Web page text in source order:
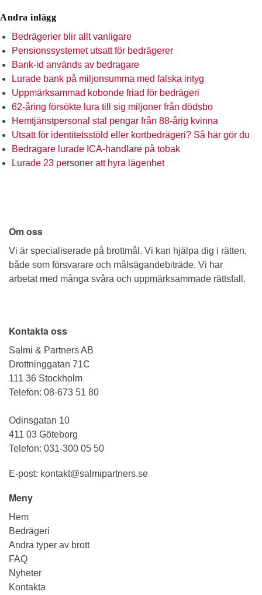
Andra inlägg
Bedrägerier blir allt vanligare
Pensionssystemet utsatt för bedrägerer
Bank-id används av bedragare
Lurade bank på miljonsumma med falska intyg
Uppmärksammad kobonde friad för bedrägeri
62-åring försökte lura till sig miljoner från dödsbo
Hemtjänstpersonal stal pengar från 88-årig kvinna
Utsatt för identitetsstöld eller kortbedrägeri? Så här gör du
Bedragare lurade ICA-handlare på tobak
Lurade 23 personer att hyra lägenhet
Om oss
Vi är specialiserade på brottmål. Vi kan hjälpa dig i rätten,
både som försvarare och målsägandebiträde. Vi har
arbetat med många svåra och uppmärksammade rättsfall.
Kontakta oss
Salmi & Partners AB
Drottninggatan 71C
111 36 Stockholm
Telefon: 08-673 51 80
Odinsgatan 10
411 03 Göteborg
Telefon: 031-300 05 50
E-post: kontakt@salmipartners.se
Meny
Hem
Bedrägeri
Andra typer av brott
FAQ
Nyheter
Kontakta